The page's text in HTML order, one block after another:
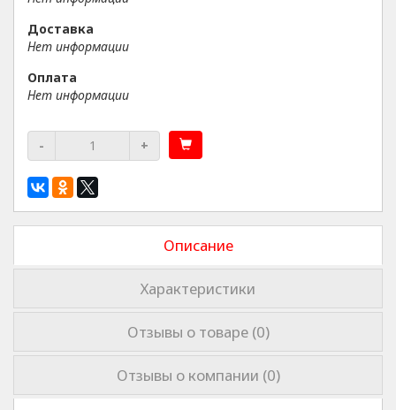
Доставка
Нет информации
Оплата
Нет информации
- +
Описание
Характеристики
Отзывы о товаре (0)
Отзывы о компании (0)